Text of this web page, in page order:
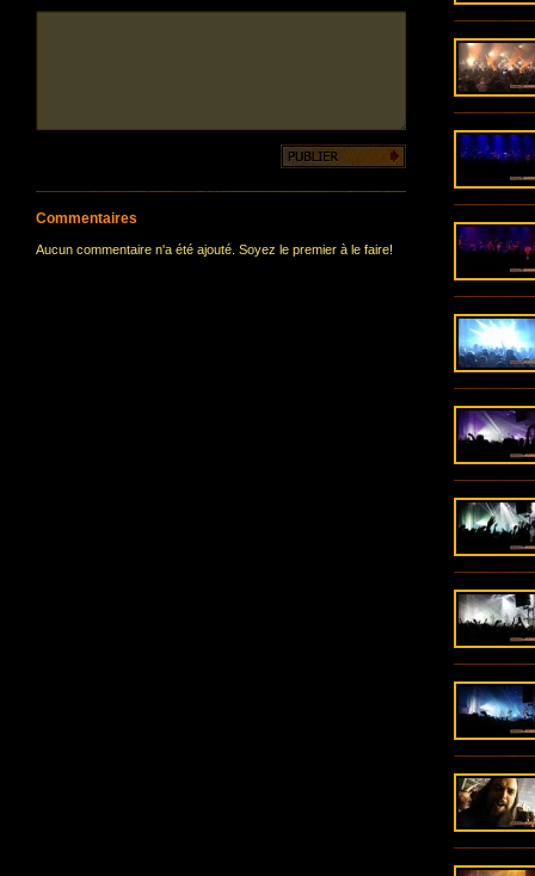
Commentaires
Aucun commentaire n'a été ajouté. Soyez le premier à le faire!